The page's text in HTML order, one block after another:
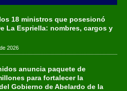
18 ministros que posesionó
La Espriella: nombres, cargos y
2026
anuncia paquete de
para fortalecer la
Gobierno de Abelardo de la